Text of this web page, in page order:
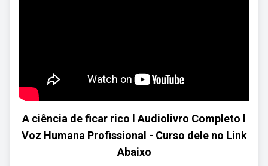
A ciência de ficar rico l Audiolivro Completo l
Voz Humana Profissional - Curso dele no Link
Abaixo